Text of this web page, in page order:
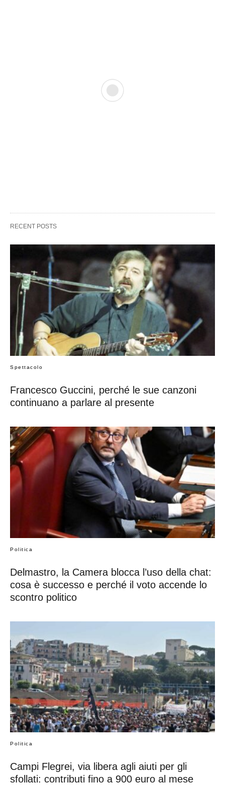
RECENT POSTS
Spettacolo
Francesco Guccini, perché le sue canzoni
continuano a parlare al presente
Politica
Delmastro, la Camera blocca l’uso della chat:
cosa è successo e perché il voto accende lo
scontro politico
Politica
Campi Flegrei, via libera agli aiuti per gli
sfollati: contributi fino a 900 euro al mese